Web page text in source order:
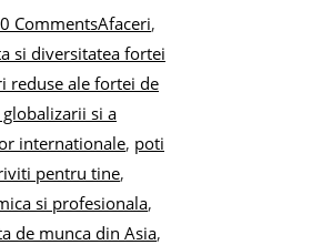
0 CommentsAfaceri,
si diversitatea fortei
reduse ale fortei de
globalizarii si a
internationale, poti
pentru tine,
si profesionala,
de munca din Asia,